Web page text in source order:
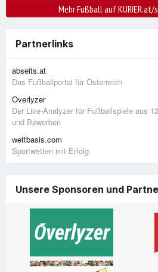
Mehr Fußball auf
Partnerlinks
abseits.at
Das Fußballportal für Österreich
Overlyzer
Der Live-Analyzer für Fußballspiele aus
und Bewerben
wettbasis.com
Sportwetten mit Erfolg
Unsere Sponsoren und